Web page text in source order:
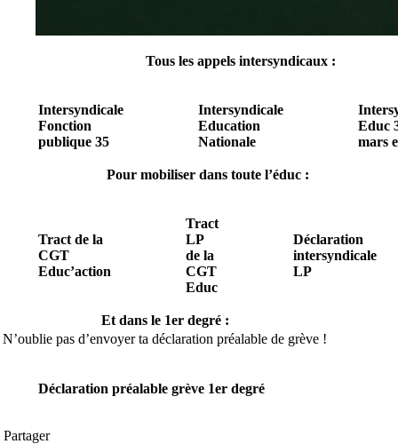
Tous les appels intersyndicaux :
Intersyndicale
Fonction
publique 35
Intersyndicale
Education
Nationale
Educ
mars
Pour mobiliser dans toute l’éduc :
Tract de la
CGT
Educ’action
Tract
LP
de la
CGT
Educ
Déclaration
intersyndicale
LP
Et dans le 1er degré :
N’oublie pas d’envoyer ta déclaration préalable de grève !
Déclaration préalable grève 1er degré
Partager